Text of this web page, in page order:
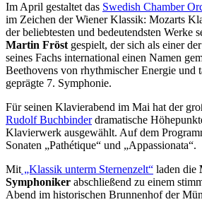
Im April gestaltet das Swedish Chamber
im Zeichen der Wiener Klassik: Mozarts
der beliebtesten und bedeutendsten Werke
Martin Fröst gespielt, der sich als einer
seines Fachs international einen Namen
Beethovens von rhythmischer Energie und
geprägte 7. Symphonie.
Für seinen Klavierabend im Mai hat der
Rudolf Buchbinderdramatische
Klavierwerk ausgewählt. Auf dem
Sonaten „Pathétique“ und „Appassionata“.
Mit „Klassik unterm Sternenzelt“ laden die
Symphoniker abschließend zu einem
Abend im historischen Brunnenhof der